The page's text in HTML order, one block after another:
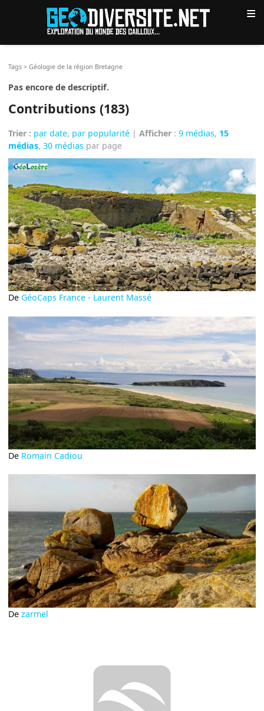
≡
Tags >Géologie de la région Bretagne
Pas encore de descriptif.
Contributions (183)
Trier : par date, par popularité |Afficher :9 médias, 15
médias,30 médias par page
De GéoCaps France - Laurent Massé
De Romain Cadiou
Dezarmel